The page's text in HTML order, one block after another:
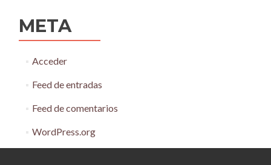
META
Acceder
Feed de entradas
Feed de comentarios
WordPress.org